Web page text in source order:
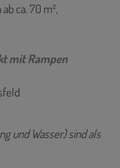
ca. 70 m²,
mit Rampen
und Wasser) sind als